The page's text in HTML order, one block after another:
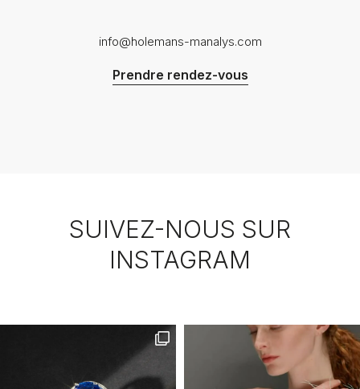
info@holemans-manalys.com
Prendre rendez-vous
SUIVEZ-NOUS SUR
INSTAGRAM